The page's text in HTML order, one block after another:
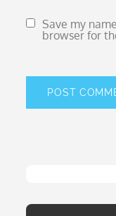
Save my
browser for